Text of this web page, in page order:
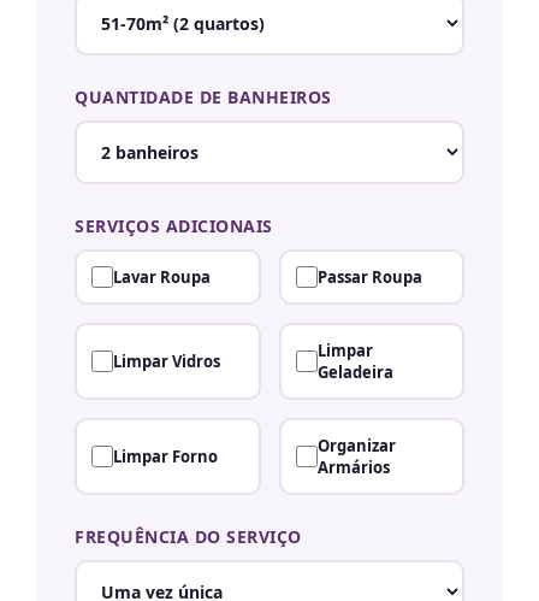
QUANTIDADE DE BANHEIROS
SERVIÇOS ADICIONAIS
Lavar Roupa Passar Roupa
Limpar Vidros
Limpar
Geladeira
Limpar Forno
Organizar
Armários
FREQUÊNCIA DO SERVIÇO